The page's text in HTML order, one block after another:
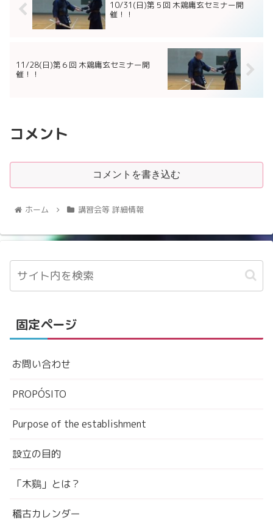
10/31(日)第５回 木鶏庸玄セミナー開
催！！
11/28(日)第６回 木鶏庸玄セミナー開
催！！
コメント
コメントを書き込む
ホーム 講習会等 詳細情報
固定ページ
お問い合わせ
PROPÓSITO
Purpose of the establishment
設立の目的
「木鷄」とは？
稽古カレンダー